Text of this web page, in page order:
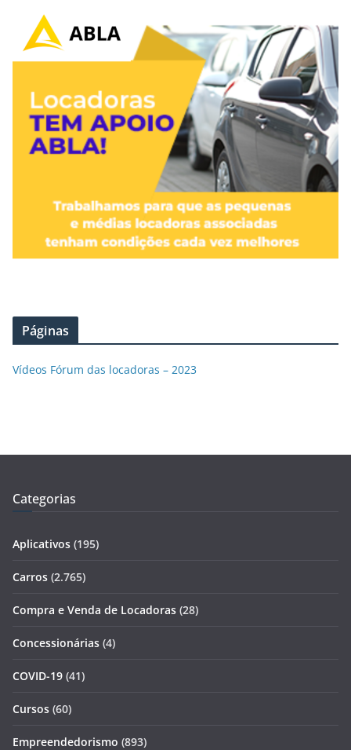
Páginas
Vídeos Fórum das locadoras – 2023
Categorias
Aplicativos (195)
Carros (2.765)
Compra e Venda de Locadoras (28)
Concessionárias (4)
COVID-19 (41)
Cursos (60)
Empreendedorismo (893)